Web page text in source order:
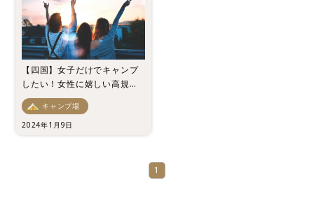
【四国】女子だけでキャンプ
したい！女性に嬉しい高規格
のおすすめのキャンプ場5選！
キャンプ場
2024年1月9日
1